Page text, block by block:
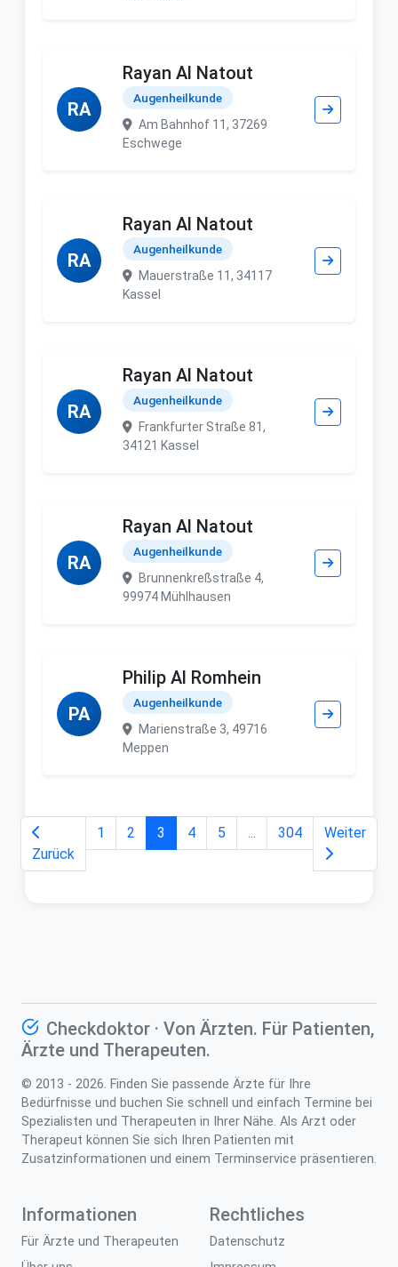
RA
Rayan Al Natout
Augenheilkunde
Am Bahnhof 11, 37269
Eschwege
RA
Rayan Al Natout
Augenheilkunde
Mauerstraße 11, 34117
Kassel
RA
Rayan Al Natout
Augenheilkunde
Frankfurter Straße 81,
34121 Kassel
RA
Rayan Al Natout
Augenheilkunde
Brunnenkreßstraße 4,
99974 Mühlhausen
PA
Philip Al Romhein
Augenheilkunde
Marienstraße 3, 49716
Meppen
Zurück
1 2 3 4 5 ... 304 Weiter
Checkdoktor · Von Ärzten. Für Patienten,
Ärzte und Therapeuten.
© 2013 - 2026. Finden Sie passende Ärzte für Ihre
Bedürfnisse und buchen Sie schnell und einfach Termine bei
Spezialisten und Therapeuten in Ihrer Nähe. Als Arzt oder
Therapeut können Sie sich Ihren Patienten mit
Zusatzinformationen und einem Terminservice präsentieren.
Informationen
Für Ärzte und Therapeuten
Rechtliches
Datenschutz